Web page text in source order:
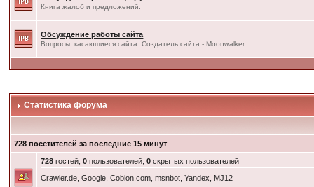
Книга жалоб и предложений.
Обсуждение работы сайта
Вопросы, касающиеся сайта. Создатель сайта - Moonwalker
Статистика форума
728 посетителей за последние 15 минут
728 гостей,0 пользователей,0 скрытых пользователей
Crawler.de, Google, Cobion.com, msnbot, Yandex, MJ12